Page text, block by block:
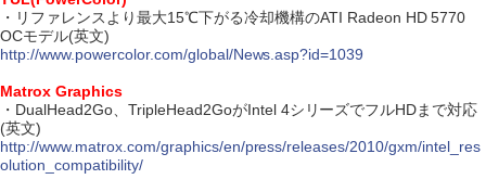
・リファレンスより最大15℃下がる冷却機構のATI Radeon HD 5770
OCモデル(英文)
http://www.powercolor.com/global/News.asp?id=1039
Matrox Graphics
・DualHead2Go、TripleHead2GoがIntel 4シリーズでフルHDまで対応
(英文)
http://www.matrox.com/graphics/en/press/releases/2010/gxm/intel_res
olution_compatibility/